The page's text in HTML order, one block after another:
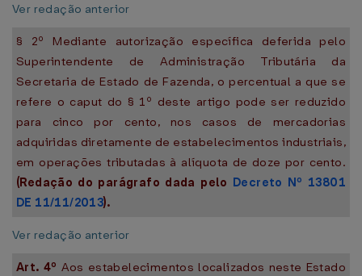
Ver redação anterior
§ 2º Mediante autorização específica deferida pelo
Superintendente de Administração Tributária da
Secretaria de Estado de Fazenda, o percentual a que se
refere o caput do § 1º deste artigo pode ser reduzido
para cinco por cento, nos casos de mercadorias
adquiridas diretamente de estabelecimentos industriais,
em operações tributadas à alíquota de doze por cento.
(Redação do parágrafo dada pelo Decreto Nº 13801
DE 11/11/2013).
Ver redação anterior
Art. 4º Aos estabelecimentos localizados neste Estado